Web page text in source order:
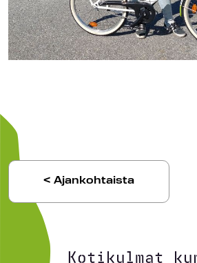
< Ajankohtaista
Kotikulmat